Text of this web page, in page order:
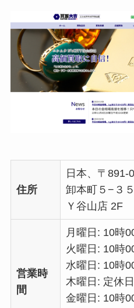
住所
日本、〒891-
卸本町５−３
Ｙ谷山店 2F
営業時
間
月曜日: 10時
火曜日: 10時
水曜日: 10時
木曜日: 定休日
金曜日: 10時